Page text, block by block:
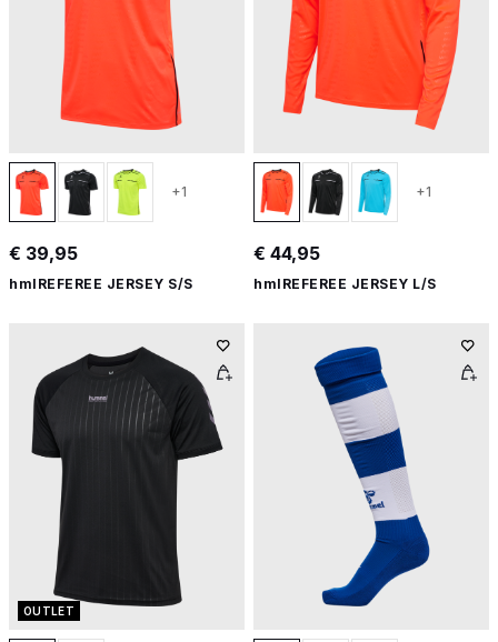
+1
€ 39,95
hmlREFEREE JERSEY S/S
+1
€ 44,95
hmlREFEREE JERSEY L/S
OUTLET